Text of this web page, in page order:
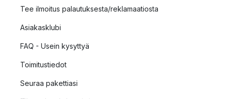
Tee ilmoitus palautuksesta/reklamaatiosta
Asiakasklubi
FAQ - Usein kysyttyä
Toimitustiedot
Seuraa pakettiasi